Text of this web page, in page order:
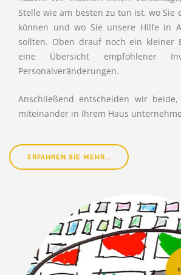
Stelle wie am besten zu tun ist, wo Sie
können und wo Sie unsere Hilfe in
sollten. Oben drauf noch ein kleiner
eine Übersicht empfohlener
Personalveränderungen.
Anschließend entscheiden wir
miteinander in Ihrem Haus
ERFAHREN SIE MEHR...